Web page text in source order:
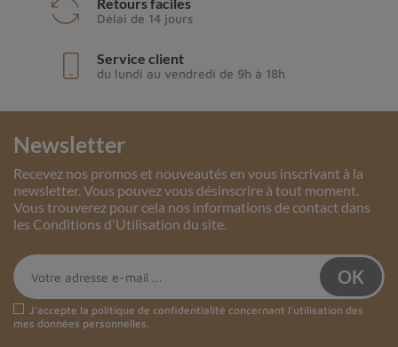
Retours faciles
Délai de 14 jours
Service client
du lundi au vendredi de 9h à 18h
Newsletter
Recevez nos promos et nouveautés en vous inscrivant à la
newsletter. Vous pouvez vous désinscrire à tout moment.
Vous trouverez pour cela nos informations de contact dans
les Conditions d'Utilisation du site.
J'accepte la politique de confidentialité concernant l'utilisation des
mes données personnelles.